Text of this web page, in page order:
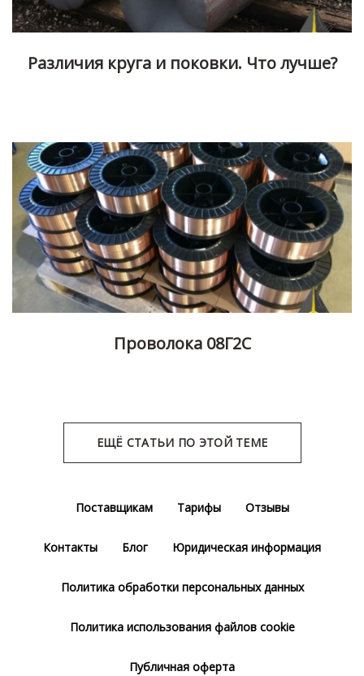
Различия круга и поковки. Что лучше?
Проволока 08Г2С
ЕЩЁ СТАТЬИ ПО ЭТОЙ ТЕМЕ
Поставщикам Тарифы Отзывы
Контакты Блог Юридическая информация
Политика обработки персональных данных
Политика использования файлов cookie
Публичная оферта